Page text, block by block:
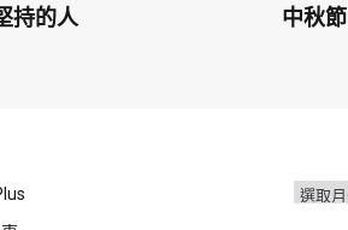
持的人 中秋節
彙